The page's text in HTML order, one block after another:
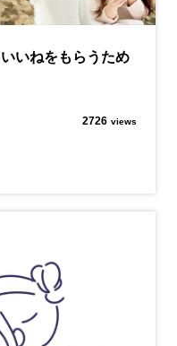
いねをもらうため
2726 views